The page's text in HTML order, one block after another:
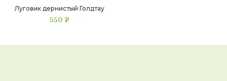
Луговик дернистый Голдтау
550 ₽